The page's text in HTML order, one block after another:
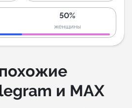
50%
женщины
и MAX